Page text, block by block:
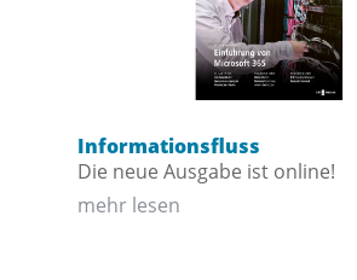
Informationsfluss
Die neue Ausgabe ist online!
mehr lesen